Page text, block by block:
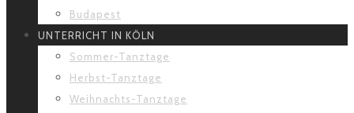
Budapest
UNTERRICHT IN KÖLN
Sommer-Tanztage
Herbst-Tanztage
Weihnachts-Tanztage